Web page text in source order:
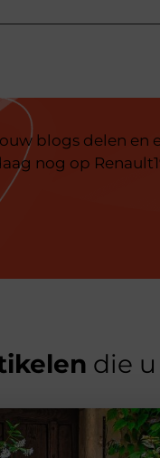
blogs delen en
nog op
die